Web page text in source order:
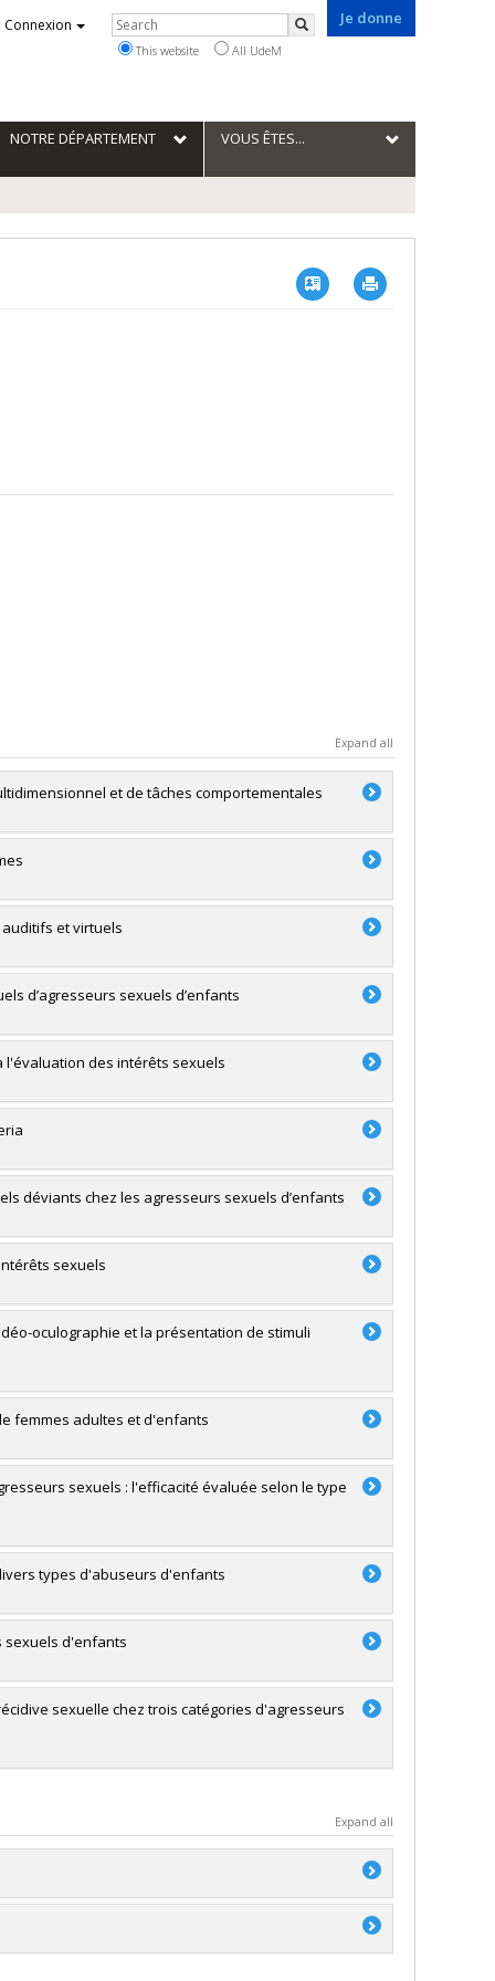
Je donne
Connexion Rechercher
Search
This website All UdeM
NOTRE DÉPARTEMENT VOUS ÊTES...
Vcard
Expand all
et de tâches comportementales
et virtuels
d’agresseurs sexuels d’enfants
des intérêts sexuels
déviants chez les agresseurs sexuels d’enfants
sexuels
oculographie et la présentation de stimuli
femmes adultes et d'enfants
sexuels : l'efficacité évaluée selon le type
types d'abuseurs d'enfants
sexuels d'enfants
sexuelle chez trois catégories d'agresseurs
Expand all